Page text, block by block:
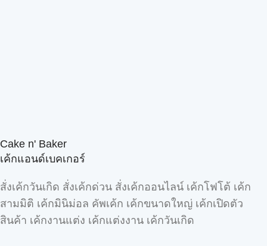
Cake n' Baker
เค้กแอนด์เบคเกอร์
สั่งเค้กวันเกิด สั่งเค้กด่วน สั่งเค้กออนไลน์ เค้กโฟโต้ เค้ก
สามมิติ เค้กมินิม่อล คัพเค้ก เค้กขนาดใหญ่ เค้กเปิดตัว
สินค้า เค้กงานแต่ง เค้กแต่งงาน เค้กวันเกิด